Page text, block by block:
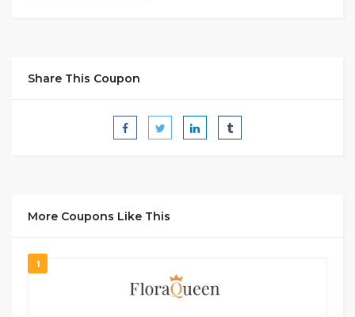
Share This Coupon
More Coupons Like This
1